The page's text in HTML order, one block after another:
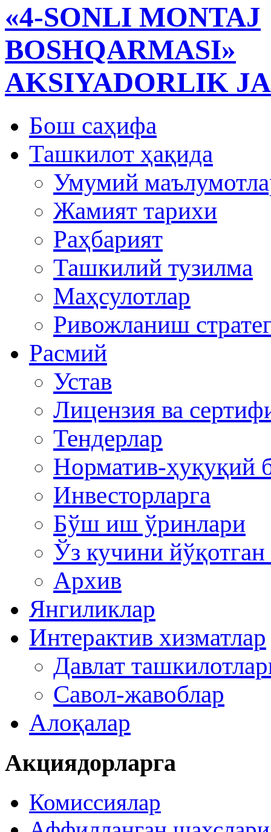
«4-SONLI MONTAJ
BOSHQARMASI»
AKSIYADORLIK
Бош саҳифа
Ташкилот ҳақида
Умумий
Жамият тарихи
Раҳбарият
Ташкилий тузилма
Маҳсулотлар
Ривожланиш
Расмий
Устав
Лицензия ва
Тендерлар
Норматив-ҳуқуқий
Инвесторларга
Бўш иш ўринлари
Ўз кучини
Архив
Янгиликлар
Интерактив хизматлар
Давлат
Савол-жавоблар
Алоқалар
Акциядорларга
Комиссиялар